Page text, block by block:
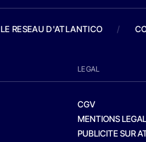
LE RESEAU D'ATLANTICO /
LEGAL
CGV
MENTIONS
PUBLICITE SUR